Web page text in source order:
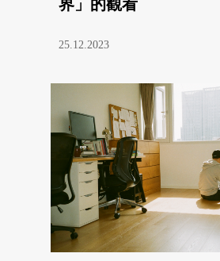
界」的觀看
25.12.2023